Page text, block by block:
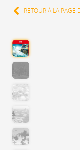
RETOUR À LA PAGE